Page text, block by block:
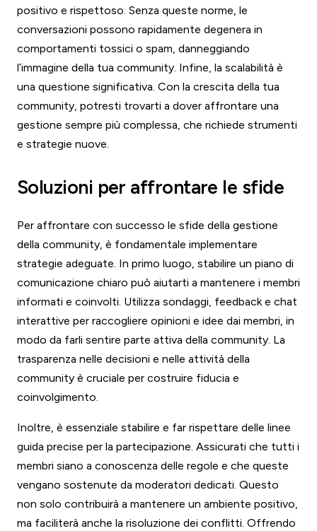
positivo e rispettoso. Senza queste norme, le
conversazioni possono rapidamente degenera in
comportamenti tossici o spam, danneggiando
l’immagine della tua community. Infine, la scalabilità è
una questione significativa. Con la crescita della tua
community, potresti trovarti a dover affrontare una
gestione sempre più complessa, che richiede strumenti
e strategie nuove.
Soluzioni per affrontare le sfide
Per affrontare con successo le sfide della gestione
della community, è fondamentale implementare
strategie adeguate. In primo luogo, stabilire un piano di
comunicazione chiaro può aiutarti a mantenere i membri
informati e coinvolti. Utilizza sondaggi, feedback e chat
interattive per raccogliere opinioni e idee dai membri, in
modo da farli sentire parte attiva della community. La
trasparenza nelle decisioni e nelle attività della
community è cruciale per costruire fiducia e
coinvolgimento.
Inoltre, è essenziale stabilire e far rispettare delle linee
guida precise per la partecipazione. Assicurati che tutti i
membri siano a conoscenza delle regole e che queste
vengano sostenute da moderatori dedicati. Questo
non solo contribuirà a mantenere un ambiente positivo,
ma faciliterà anche la risoluzione dei conflitti. Offrendo